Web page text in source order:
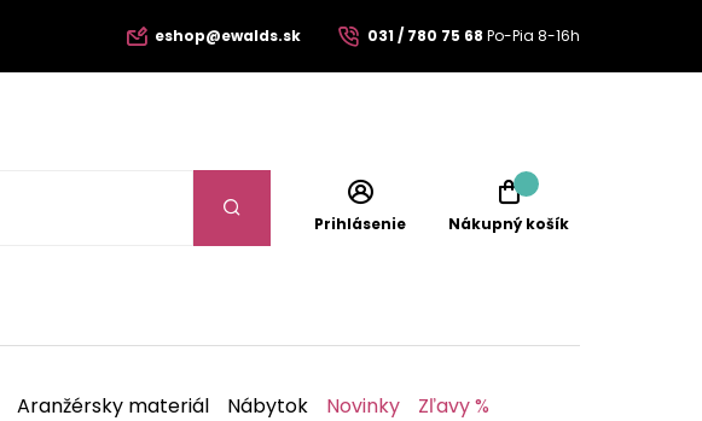
eshop@ewalds.sk 031 / 780 75 68 Po-Pia 8-16h
Prihlásenie Nákupný košík
Aranžérsky materiál Nábytok Novinky Zľavy %